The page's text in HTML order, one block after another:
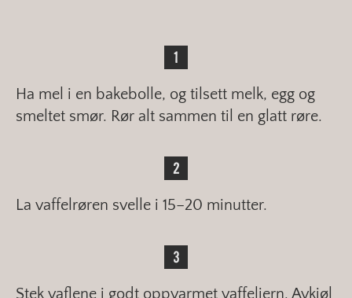
Ha mel i en bakebolle, og tilsett melk, egg og
smeltet smør. Rør alt sammen til en glatt røre.
La vaffelrøren svelle i 15–20 minutter.
Stek vaflene i godt oppvarmet vaffeljern. Avkjøl